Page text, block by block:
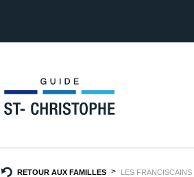
RETOUR AUX FAMILLES LES FRANCISCAINS